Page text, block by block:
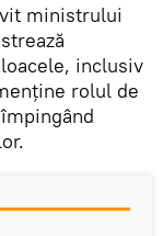
ministrului
inclusiv
rolul de